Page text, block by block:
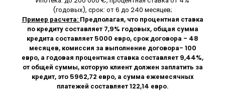
(годовых), срок: от 6 до 240 месяцев;
Пример расчета: Предполагая, что процентная ставка
по кредиту составляет 7,9% годовых, общая сумма
кредита составляет 5000 евро, срок договора - 48
месяцев, комиссия за выполнение договора- 100
евро, а годовая процентная ставка составляет 9,44%,
от общей суммы, которую клиент должен заплатить за
кредит, это 5962,72 евро, а сумма ежемесячных
платежей составляет 122,14 евро.